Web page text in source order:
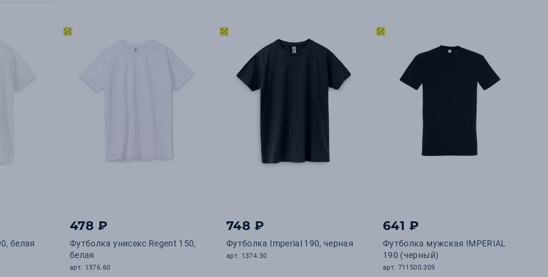
белая
478 ₽
Футболка унисекс Regent 150,
белая
арт. 1376.60
748 ₽
Футболка Imperial 190, черная
арт. 1374.30
641 ₽
Футболка мужская IMPERIAL
190 (черный)
арт. 711500.309